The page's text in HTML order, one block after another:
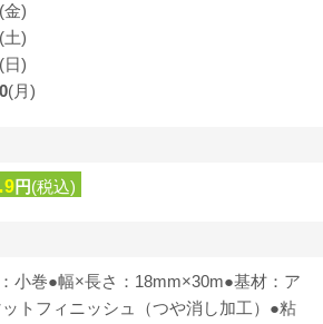
(金)
(土)
(日)
(月)
9円(税込)
小巻●幅×長さ：18mm×30m●基材：ア
トフィニッシュ（つや消し加工）●粘